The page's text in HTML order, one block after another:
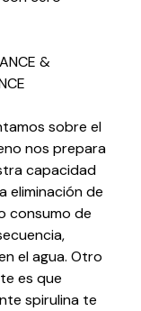
&
sobre el
nos prepara
capacidad
eliminación de
consumo de
el agua. Otro
es que
spirulina te